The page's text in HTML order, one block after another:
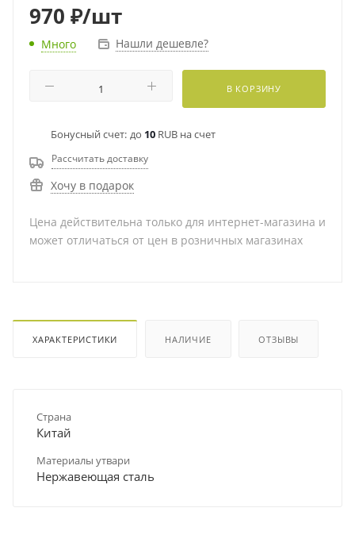
970 ₽/шт
Много Нашли дешевле?
В КОРЗИНУ
Бонусный счет: до 10 RUB на счет
Рассчитать доставку
Хочу в подарок
Цена действительна только для интернет-магазина и
может отличаться от цен в розничных магазинах
ХАРАКТЕРИСТИКИ НАЛИЧИЕ ОТЗЫВЫ
Страна
Китай
Материалы утвари
Нержавеющая сталь